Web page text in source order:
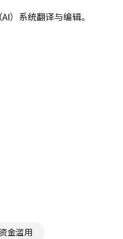
）系统翻译与编辑。
金滥用